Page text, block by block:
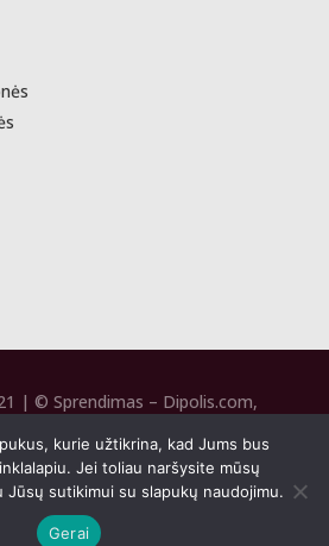
| © Sprendimas – Dipolis.com,
2020
kurie užtikrina, kad Jums bus
Jei toliau naršysite mūsų
Jūsų sutikimui su slapukų naudojimu.
Gerai